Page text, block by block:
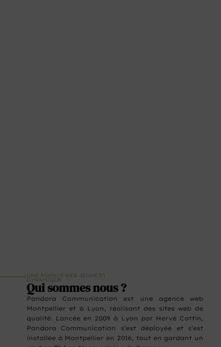
UNE AGENCE WEB JEUNE ET
DYNAMIQUE
Qui sommes nous ?
Pandora Communication est une agence web
Montpellier et à Lyon, réalisant des sites web de
qualité. Lancée en 2009 à Lyon par Hervé Cottin,
Pandora Communication s’est déployée et s’est
installée à Montpellier en 2016, tout en gardant un